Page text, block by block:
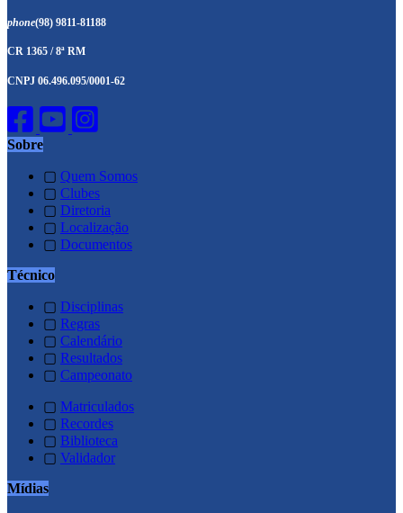
phone(98) 9811-81188
CR 1365 / 8ª RM
CNPJ 06.496.095/0001-62
Sobre
▢ Quem Somos
▢ Clubes
▢ Diretoria
▢ Localização
▢ Documentos
Técnico
▢ Disciplinas
▢ Regras
▢ Calendário
▢ Resultados
▢ Campeonato
▢ Matriculados
▢ Recordes
▢ Biblioteca
▢ Validador
Mídias